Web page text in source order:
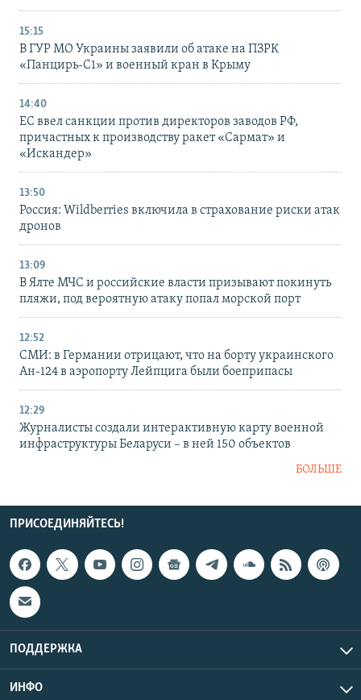
15:15
В ГУР МО Украины заявили об атаке на ПЗРК
«Панцирь-С1» и военный кран в Крыму
14:40
ЕС ввел санкции против директоров заводов РФ,
причастных к производству ракет «Сармат» и
«Искандер»
13:50
Россия: Wildberries включила в страхование риски атак
дронов
13:09
В Ялте МЧС и российские власти призывают покинуть
пляжи, под вероятную атаку попал морской порт
12:52
СМИ: в Германии отрицают, что на борту украинского
Ан-124 в аэропорту Лейпцига были боеприпасы
12:29
Журналисты создали интерактивную карту военной
инфраструктуры Беларуси – в ней 150 объектов
БОЛЬШЕ
ПРИСОЕДИНЯЙТЕСЬ!
ПОДДЕРЖКА
ИНФО